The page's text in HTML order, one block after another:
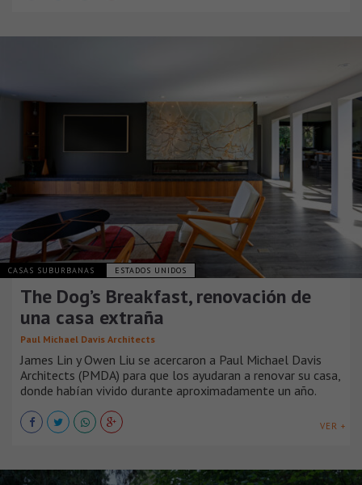
CASAS SUBURBANAS ESTADOS UNIDOS
The Dog’s Breakfast, renovación de
una casa extraña
Paul Michael Davis Architects
James Lin y Owen Liu se acercaron a Paul Michael Davis
Architects (PMDA) para que los ayudaran a renovar su casa,
donde habían vivido durante aproximadamente un año.
VER +